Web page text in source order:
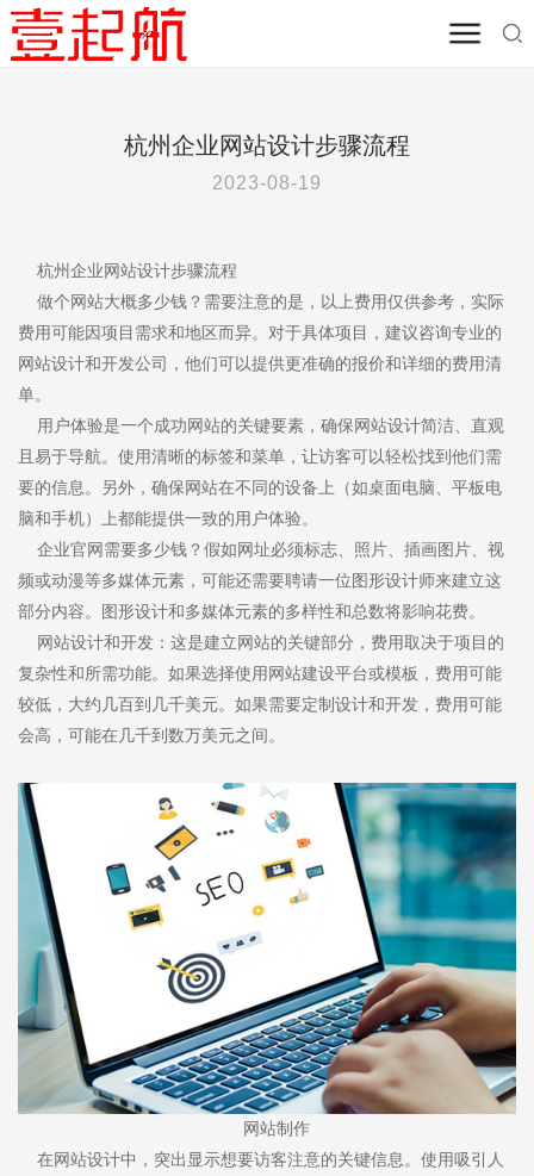
营销学院
杭州企业网站设计步骤流程
2023-08-19
杭州企业网站设计步骤流程
做个网站大概多少钱？需要注意的是，以上费用仅供参考，实际
费用可能因项目需求和地区而异。对于具体项目，建议咨询专业的
网站设计和开发公司，他们可以提供更准确的报价和详细的费用清
单。
用户体验是一个成功网站的关键要素，确保网站设计简洁、直观
且易于导航。使用清晰的标签和菜单，让访客可以轻松找到他们需
要的信息。另外，确保网站在不同的设备上（如桌面电脑、平板电
脑和手机）上都能提供一致的用户体验。
企业官网需要多少钱？假如网址必须标志、照片、插画图片、视
频或动漫等多媒体元素，可能还需要聘请一位图形设计师来建立这
部分内容。图形设计和多媒体元素的多样性和总数将影响花费。
网站设计和开发：这是建立网站的关键部分，费用取决于项目的
复杂性和所需功能。如果选择使用网站建设平台或模板，费用可能
较低，大约几百到几千美元。如果需要定制设计和开发，费用可能
会高，可能在几千到数万美元之间。
网站制作
在网站设计中，突出显示想要访客注意的关键信息。使用吸引人